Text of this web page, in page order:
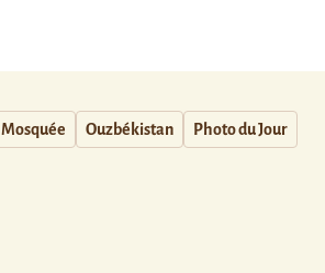
Mosquée Ouzbékistan Photo du Jour